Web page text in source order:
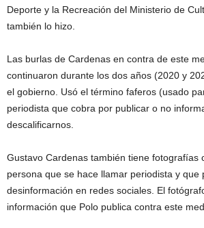
Deporte y la Recreación del Ministerio de
también lo hizo.
Las burlas de Cardenas en contra de este
continuaron durante los dos años (2020 y
el gobierno. Usó el término faferos (usado
periodista que cobra por publicar o no
descalificarnos.
Gustavo Cardenas también tiene fotografías
persona que se hace llamar periodista y que
desinformación en redes sociales. El
información que Polo publica contra este